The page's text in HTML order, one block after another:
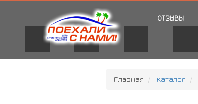
ОТЗЫВЫ
Главная Каталог